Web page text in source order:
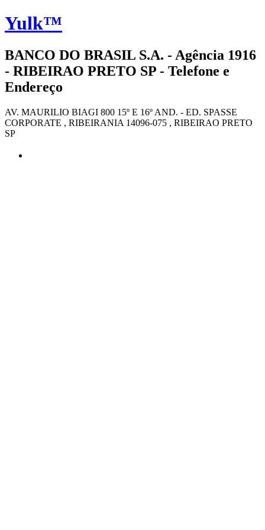
Yulk™
BANCO DO BRASIL S.A. - Agência 1916
- RIBEIRAO PRETO SP - Telefone e
Endereço
AV. MAURILIO BIAGI 800 15º E 16º AND. - ED. SPASSE
CORPORATE , RIBEIRANIA 14096-075 , RIBEIRAO PRETO
SP